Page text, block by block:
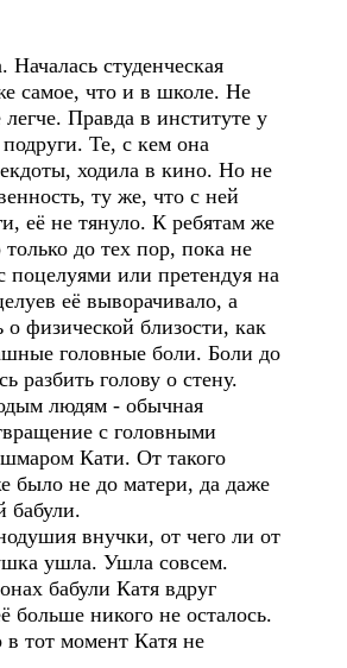
студенческая
самое, что и в школе. Не
Правда в институте у
Те, с кем она
ходила в кино. Но не
ту же, что с ней
её не тянуло. К ребятам же
до тех пор, пока не
поцелуями или претендуя на
её выворачивало, а
о физической близости, как
головные боли. Боли до
разбить голову о стену.
людям - обычная
с головными
Кати. От такого
было не до матери, да даже
бабули.
внучки, от чего ли от
ушла. Ушла совсем.
бабули Катя вдруг
больше никого не осталось.
тот момент Катя не